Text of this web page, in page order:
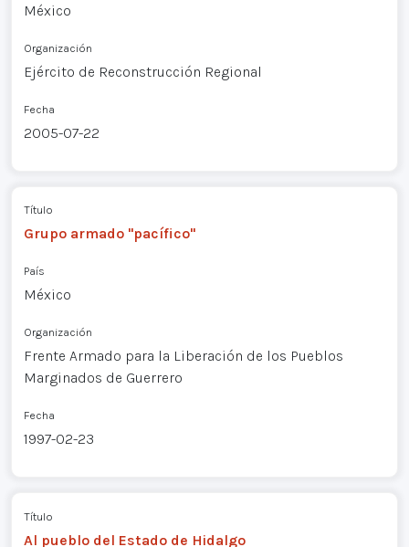
México
Organización
Ejército de Reconstrucción Regional
Fecha
2005-07-22
Título
Grupo armado "pacífico"
País
México
Organización
Frente Armado para la Liberación de los Pueblos
Marginados de Guerrero
Fecha
1997-02-23
Título
Al pueblo del Estado de Hidalgo